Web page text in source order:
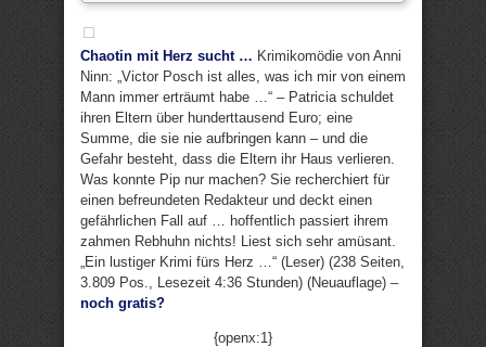
Chaotin mit Herz sucht … Krimikomödie von Anni
Ninn: „Victor Posch ist alles, was ich mir von einem
Mann immer erträumt habe …“ – Patricia schuldet
ihren Eltern über hunderttausend Euro; eine
Summe, die sie nie aufbringen kann – und die
Gefahr besteht, dass die Eltern ihr Haus verlieren.
Was konnte Pip nur machen? Sie recherchiert für
einen befreundeten Redakteur und deckt einen
gefährlichen Fall auf … hoffentlich passiert ihrem
zahmen Rebhuhn nichts! Liest sich sehr amüsant.
„Ein lustiger Krimi fürs Herz …“ (Leser) (238 Seiten,
3.809 Pos., Lesezeit 4:36 Stunden) (Neuauflage) –
noch gratis?
{openx:1}